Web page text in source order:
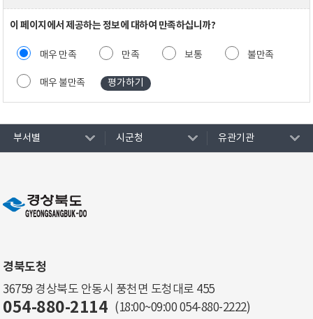
이 페이지에서 제공하는 정보에 대하여 만족하십니까?
매우 만족 만족 보통 불만족
매우 불만족
부서별 시군청 유관기관
경북도청
36759 경상북도 안동시 풍천면 도청대로 455
054-880-2114 (18:00~09:00 054-880-2222)